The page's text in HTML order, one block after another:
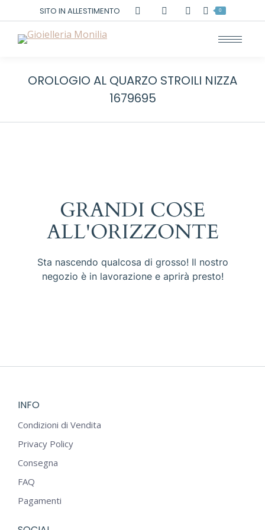
SITO IN ALLESTIMENTO Cerca: 0
OROLOGIO AL QUARZO STROILI NIZZA
1679695
GRANDI COSE
ALL'ORIZZONTE
Sta nascendo qualcosa di grosso! Il nostro
negozio è in lavorazione e aprirà presto!
INFO
Condizioni di Vendita
Privacy Policy
Consegna
FAQ
Pagamenti